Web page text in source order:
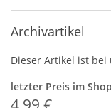
Archivartikel
Dieser Artikel ist
letzter Preis im